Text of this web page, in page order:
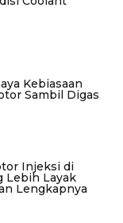
Kebiasaan
Sambil Digas
Injeksi di
Lebih Layak
Lengkapnya